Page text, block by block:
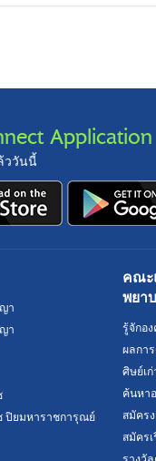
Application
ววันนี้
า
า
ปิยมหาราชการุณย์
คณะ
พยา
รู้จักอ
ผลกา
ศิษย์เ
ค้นหา
สมัคร
สมัคร